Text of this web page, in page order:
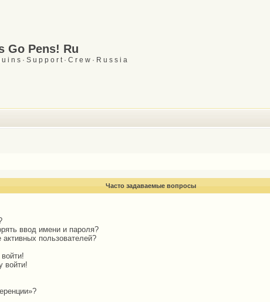
Go Pens! Ru
u i n s · S u p p o r t · C r e w · R u s s i a
Часто задаваемые вопросы
ввод имени и пароля?
пользователей?
войти!